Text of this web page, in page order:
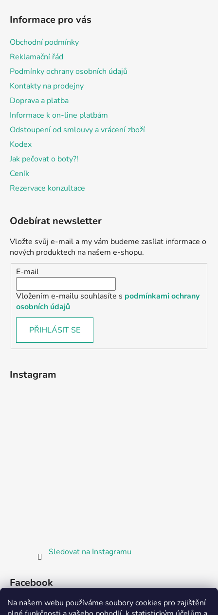
Na našem webu používáme soubory cookies pro zajištění
Informace pro vás
Obchodní podmínky
Reklamační řád
Podmínky ochrany osobních údajů
Kontakty na prodejny
Doprava a platba
Informace k on-line platbám
Odstoupení od smlouvy a vrácení zboží
Kodex
Jak pečovat o boty?!
Ceník
Rezervace konzultace
Odebírat newsletter
Vložte svůj e-mail a my vám budeme zasílat informace o
nových produktech na našem e-shopu.
E-mail
Vložením e-mailu souhlasíte s podmínkami ochrany
osobních údajů
PŘIHLÁSIT SE
Instagram
Sledovat na Instagramu
Facebook